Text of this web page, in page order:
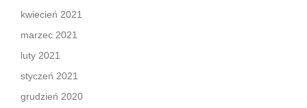
kwiecień 2021
marzec 2021
luty 2021
styczeń 2021
grudzień 2020